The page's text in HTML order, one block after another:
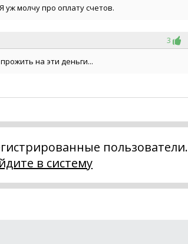
уж молчу про оплату счетов.
3
на эти деньги...
пользователи.
в систему